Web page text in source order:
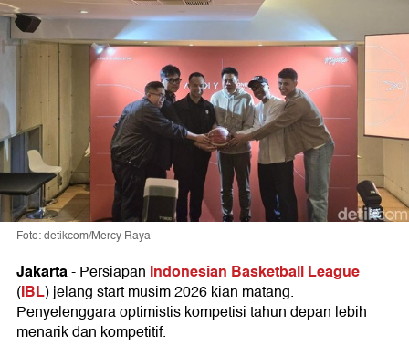
Foto: detikcom/Mercy Raya
Jakarta-Persiapan Indonesian Basketball League
(IBL) jelang start musim 2026 kian matang.
Penyelenggara optimistis kompetisi tahun depan lebih
menarik dan kompetitif.